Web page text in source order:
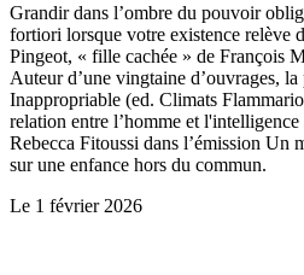
Grandir dans l’ombre du pouvoir
fortiori lorsque votre existence relève
Pingeot, « fille cachée » de François
Auteur d’une vingtaine d’ouvrages,
Inappropriable (ed. Climats
relation entre l’homme et
Rebecca Fitoussi dans l’émission Un
sur une enfance hors du commun.
Le 1 février 2026